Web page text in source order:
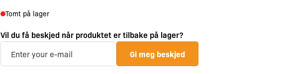
Tomt på lager
Vil du få beskjed når produktet er tilbake på lager?
Gi meg beskjed